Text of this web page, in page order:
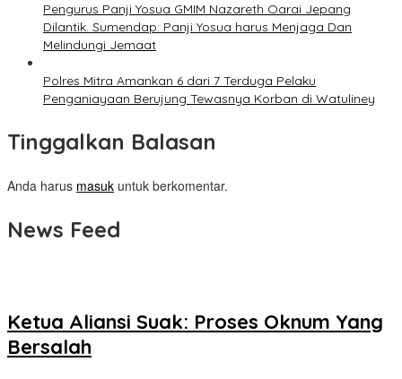
Pengurus Panji Yosua GMIM Nazareth Oarai Jepang
Dilantik. Sumendap: Panji Yosua harus Menjaga Dan
Melindungi Jemaat
Polres Mitra Amankan 6 dari 7 Terduga Pelaku
Penganiayaan Berujung Tewasnya Korban di Watuliney
Tinggalkan Balasan
Anda harus masuk untuk berkomentar.
News Feed
Ketua Aliansi Suak: Proses Oknum Yang
Bersalah